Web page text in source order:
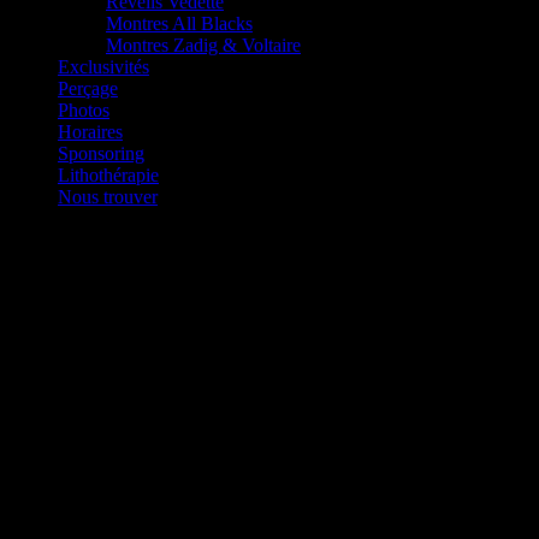
Montres All Blacks
Montres Zadig & Voltaire
Exclusivités
Perçage
Photos
Horaires
Sponsoring
Lithothérapie
Nous trouver